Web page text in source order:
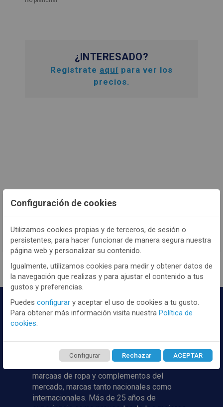
¿INTERESADO?
Registrate aquí para ver los
precios.
contenido y los precios.
Distribuidor y mayorista textil de las mejores
marcaas de ropa y complementos del
mercado, marcas tanto nacionales como
internacionales. Más de 25 años de
Configuración de cookies
Utilizamos cookies propias y de terceros, de sesión o
persistentes, para hacer funcionar de manera segura nuestra
página web y personalizar su contenido.
Igualmente, utilizamos cookies para medir y obtener datos de
la navegación que realizas y para ajustar el contenido a tus
gustos y preferencias.
Puedes configurar y aceptar el uso de cookies a tu gusto.
Para obtener más información visita nuestra Política de
cookies.
Configurar Rechazar ACEPTAR